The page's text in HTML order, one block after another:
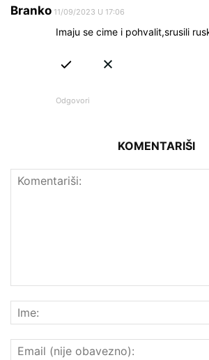
Branko 11/09/2023 U 17:06
Imaju se cime i pohvalit,srusili
Odgovori
KOMENTARIŠI